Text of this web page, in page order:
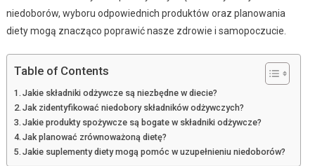
niedoborów, wyboru odpowiednich produktów oraz planowania
diety mogą znacząco poprawić nasze zdrowie i samopoczucie.
Table of Contents
Jakie składniki odżywcze są niezbędne w diecie?
Jak zidentyfikować niedobory składników odżywczych?
Jakie produkty spożywcze są bogate w składniki odżywcze?
Jak planować zrównoważoną dietę?
Jakie suplementy diety mogą pomóc w uzupełnieniu niedoborów?